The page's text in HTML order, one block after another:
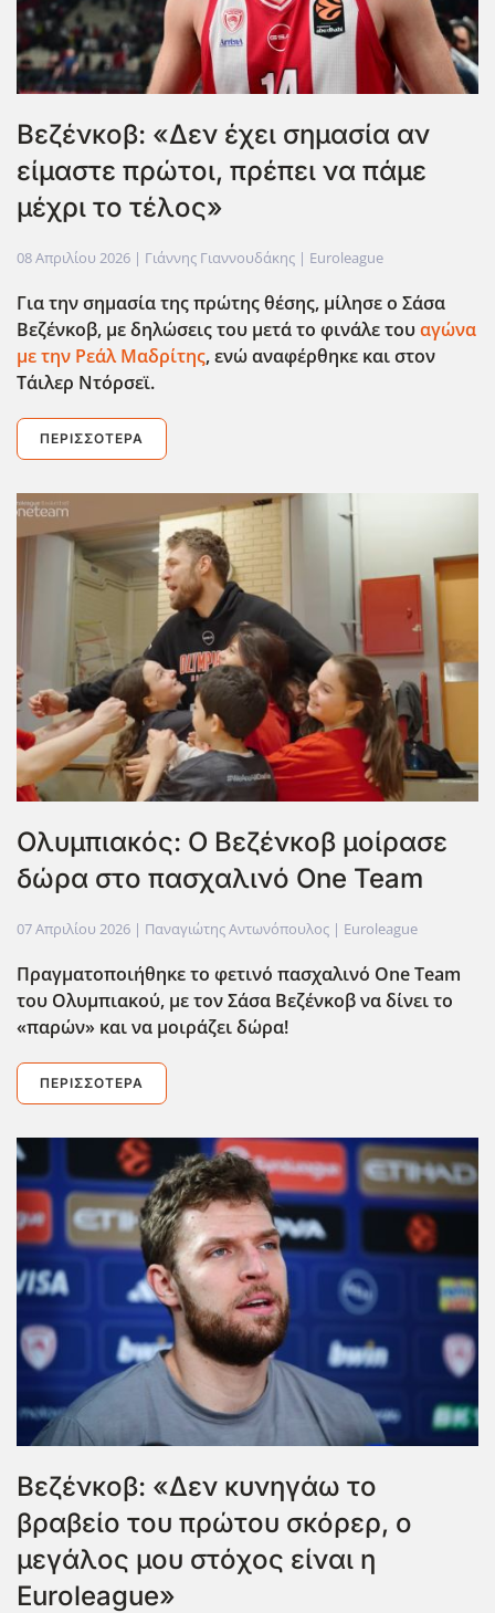
Βεζένκοβ: «Δεν έχει σημασία αν
είμαστε πρώτοι, πρέπει να πάμε
μέχρι το τέλος»
08 Απριλίου 2026 | Γιάννης Γιαννουδάκης | Euroleague
Για την σημασία της πρώτης θέσης, μίλησε ο Σάσα
Βεζένκοβ, με δηλώσεις του μετά το φινάλε τουαγώνα
με την Ρεάλ Μαδρίτης, ενώ αναφέρθηκε και στον
Τάιλερ Ντόρσεϊ.
ΠΕΡΙΣΣΌΤΕΡΑ
Ολυμπιακός: Ο Βεζένκοβ μοίρασε
δώρα στο πασχαλινό One Team
07 Απριλίου 2026 | Παναγιώτης Αντωνόπουλος | Euroleague
Πραγματοποιήθηκε το φετινό πασχαλινό Οne Team
του Ολυμπιακού, με τον Σάσα Βεζένκοβ να δίνει το
«παρών» και να μοιράζει δώρα!
ΠΕΡΙΣΣΌΤΕΡΑ
Βεζένκοβ: «Δεν κυνηγάω το
βραβείο του πρώτου σκόρερ, ο
μεγάλος μου στόχος είναι η
Euroleague»